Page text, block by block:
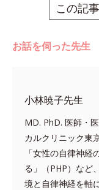
この記
お話を伺った先生
小林暁子先生
MD. PhD. 医師・
カルクリニック東
「女性の自律神経
る」（PHP）など
境と自律神経を軸